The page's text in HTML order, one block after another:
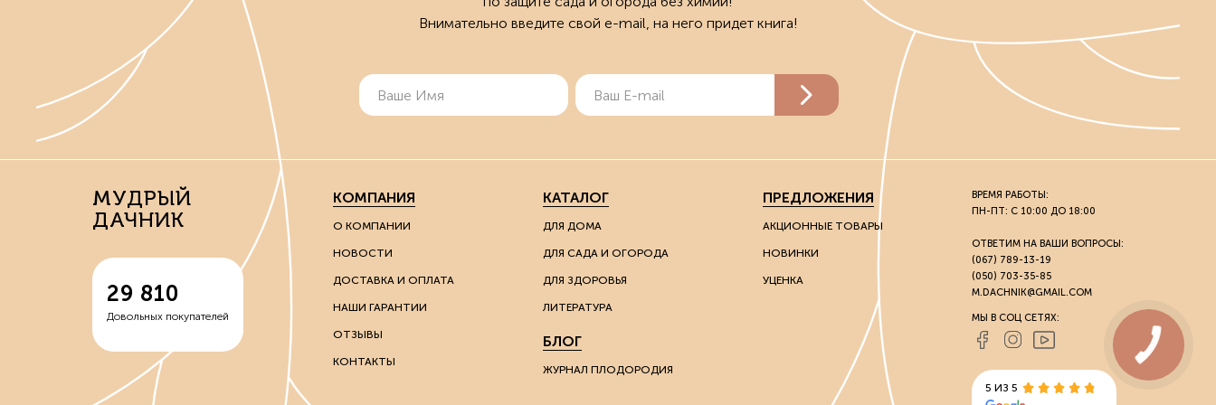
Внимательно введите свой e-mail, на него придет книга!
МУДРЫЙ
ДАЧНИК
29 810
Довольных покупателей
КОМПАНИЯ
О КОМПАНИИ
НОВОСТИ
ДОСТАВКА И ОПЛАТА
НАШИ ГАРАНТИИ
ОТЗЫВЫ
КОНТАКТЫ
КАТАЛОГ
ДЛЯ ДОМА
ДЛЯ САДА И ОГОРОДА
ДЛЯ ЗДОРОВЬЯ
ЛИТЕРАТУРА
БЛОГ
ЖУРНАЛ ПЛОДОРОДИЯ
ПРЕДЛОЖЕНИЯ
АКЦИОННЫЕ ТОВАРЫ
НОВИНКИ
УЦЕНКА
ВРЕМЯ РАБОТЫ:
ПН-ПТ: С 10:00 ДО 18:00
ОТВЕТИМ НА ВАШИ ВОПРОСЫ:
(067) 789-13-19
(050) 703-35-85
M.DACHNIK@GMAIL.COM
МЫ В СОЦ СЕТЯХ:
5 ИЗ 5